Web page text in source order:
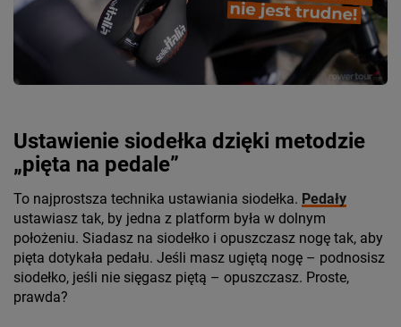
Ustawienie siodełka dzięki metodzie
„pięta na pedale”
To najprostsza technika ustawiania siodełka. Pedały
ustawiasz tak, by jedna z platform była w dolnym
położeniu. Siadasz na siodełko i opuszczasz nogę tak, aby
pięta dotykała pedału. Jeśli masz ugiętą nogę – podnosisz
siodełko, jeśli nie sięgasz piętą – opuszczasz. Proste,
prawda?